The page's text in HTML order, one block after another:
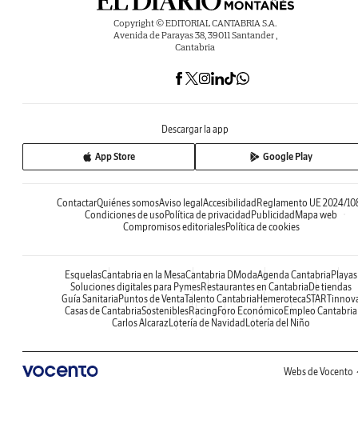
Copyright © EDITORIAL CANTABRIA S.A.
Avenida de Parayas 38, 39011 Santander ,
Cantabria
Descargar la app
App Store Google Play
ContactarQuiénes somosAviso legalAccesibilidadReglamento UE 2024/
Condiciones de usoPolítica de privacidadPublicidadMapa web
Compromisos editorialesPolítica de cookies
EsquelasCantabria en la MesaCantabria DModaAgenda CantabriaPlayas
Soluciones digitales para PymesRestaurantes en CantabriaDe tiendas
Guía SanitariaPuntos de VentaTalento CantabriaHemeroteca
Casas de CantabriaSosteniblesRacingForo EconómicoEmpleo Cantabria
Carlos AlcarazLotería de NavidadLotería del Niño
Webs de Vocento